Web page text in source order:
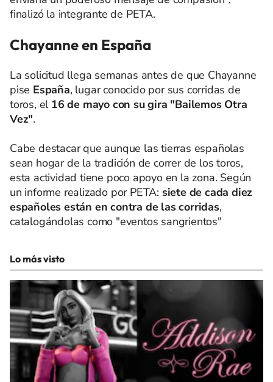
finalizó la integrante de PETA.
Chayanne en España
La solicitud llega semanas antes de que Chayanne
pise España, lugar conocido por sus corridas de
toros, el 16 de mayo con su gira "Bailemos Otra
Vez".
Cabe destacar que aunque las tierras españolas
sean hogar de la tradición de correr de los toros,
esta actividad tiene poco apoyo en la zona. Según
un informe realizado por PETA: siete de cada diez
españoles están en contra de las corridas,
catalogándolas como "eventos sangrientos"
Lo más visto